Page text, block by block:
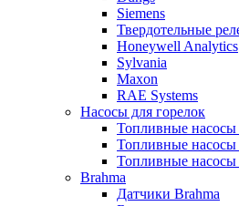
Siemens
Твердотельные
Honeywell Analytics
Sylvania
Maxon
RAE Systems
Насосы для горелок
Топливные насосы
Топливные насосы
Топливные насосы
Brahma
Датчики Brahma